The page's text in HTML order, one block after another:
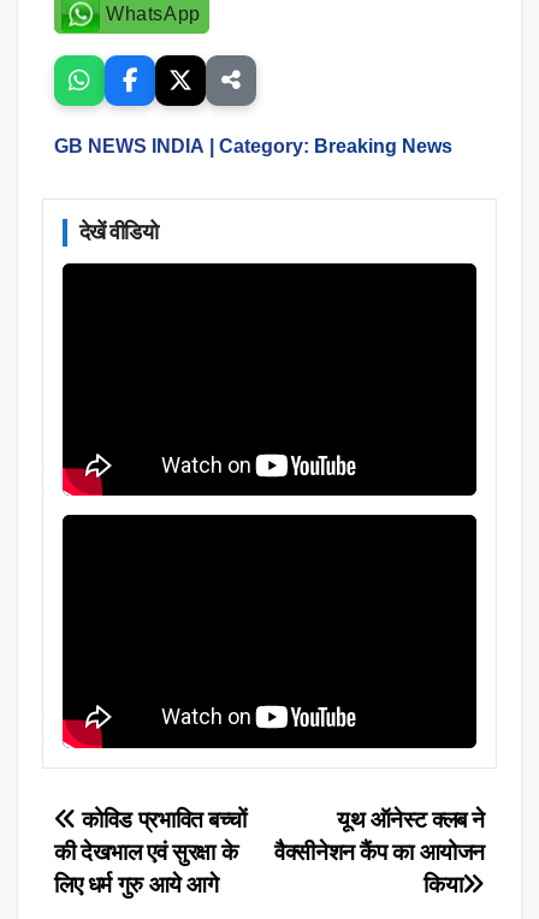
WhatsApp
GB NEWS INDIA | Category: Breaking News
देखें वीडियो
Post
navigation
यूथ ऑनेस्ट क्लब ने
वैक्सीनेशन कैंप का आयोजन
किया
कोविड प्रभावित बच्चों
की देखभाल एवं सुरक्षा के
लिए धर्म गुरु आये आगे